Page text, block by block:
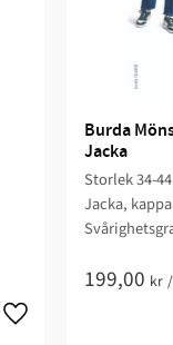
Burda
Jacka
Storlek 34-44
Jacka,
199,00 kr /